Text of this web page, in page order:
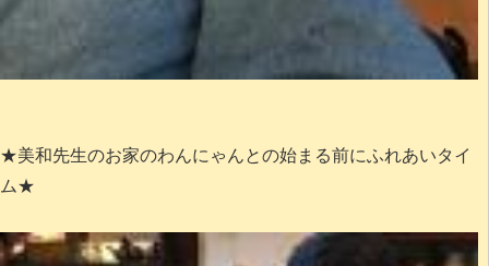
★美和先生のお家のわんにゃんとの始まる前にふれあいタイ
ム★